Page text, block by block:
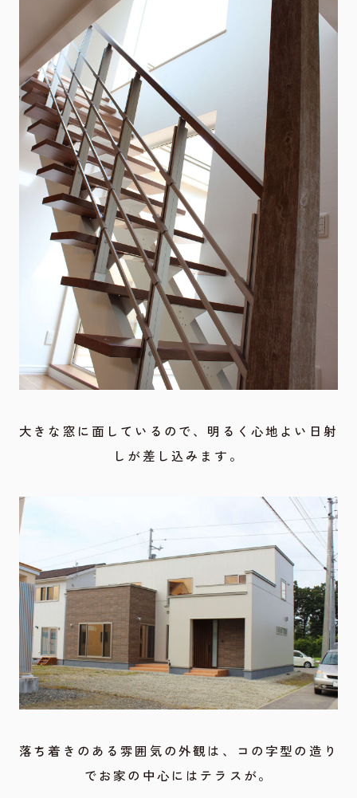
大きな窓に面しているので、明るく心地よい日射
しが差し込みます。
落ち着きのある雰囲気の外観は、コの字型の造り
でお家の中心にはテラスが。